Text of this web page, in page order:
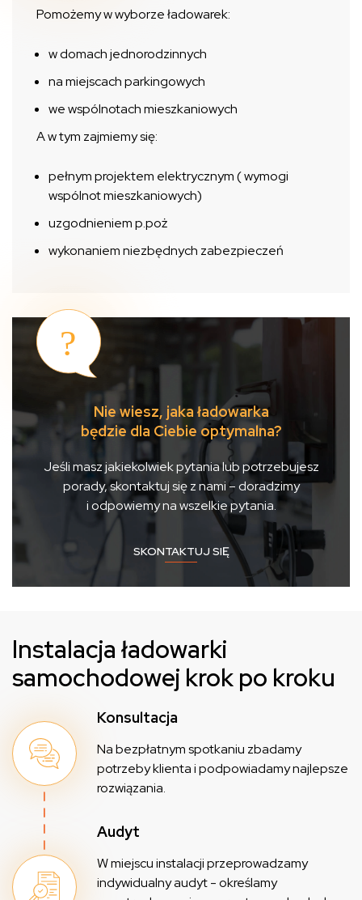
Pomożemy w wyborze ładowarek:
w domach jednorodzinnych
na miejscach parkingowych
we wspólnotach mieszkaniowych
A w tym zajmiemy się:
pełnym projektem elektrycznym ( wymogi
wspólnot mieszkaniowych)
uzgodnieniem p.poż
wykonaniem niezbędnych zabezpieczeń
Nie wiesz, jaka ładowarka
będzie dla Ciebie optymalna?
Jeśli masz jakiekolwiek pytania lub potrzebujesz
porady, skontaktuj się z nami – doradzimy
i odpowiemy na wszelkie pytania.
SKONTAKTUJ SIĘ
Instalacja ładowarki
samochodowej krok po kroku
Konsultacja
Na bezpłatnym spotkaniu zbadamy
potrzeby klienta i podpowiadamy najlepsze
rozwiązania.
Audyt
W miejscu instalacji przeprowadzamy
indywidualny audyt - określamy